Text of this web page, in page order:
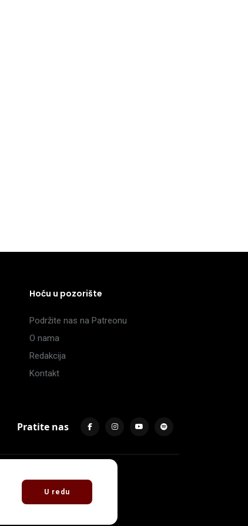
U redu
Hoću u pozorište
Podržite nas na Patreonu
O nama
Redakcija
Kontakt
Pratite nas